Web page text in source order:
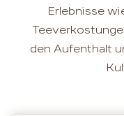
Erlebnisse
den Aufenthalt